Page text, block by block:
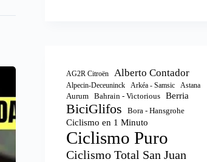
AG2R Citroën Alberto Contador
Alpecin-Deceuninck Arkéa - Samsic
Astana
Aurum
Bahrain - Victorious Berria
BiciGlifos Bora - Hansgrohe
Ciclismo en 1 Minuto
Ciclismo Puro
Ciclismo Total San Juan